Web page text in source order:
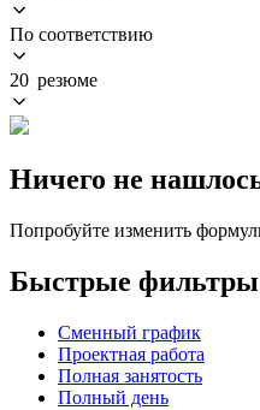
По соответствию
20 резюме
Ничего не
Попробуйте изменить
Быстрые фильтры
Сменный график
Проектная работа
Полная занятость
Полный день